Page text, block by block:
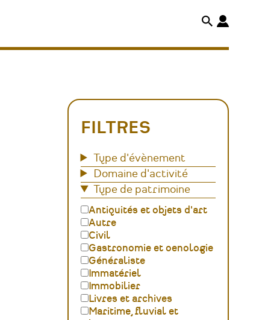
FILTRES
Type d'évènement
Domaine d'activité
Type de patrimoine
Antiquités et objets d'art
Autre
Civil
Gastronomie et oenologie
Généraliste
Immatériel
Immobilier
Livres et archives
Maritime, fluvial et